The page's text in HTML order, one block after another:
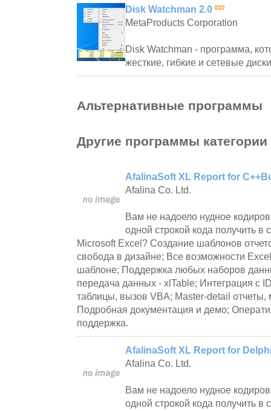
Disk Watchman 2.0
MetaProducts Corporation
Disk Watchman - программа,
жесткие, гибкие и сетевые
Альтернативные программы
Другие программы категории
AfalinaSoft XL Report for
Afalina Co. Ltd.
Вам не надоело нудное
одной строкой кода получить
Microsoft Excel? Создание шаблонов
свобода в дизайне; Все возможности
шаблоне; Поддержка любых наборов
передача данных - xlTable; Интеграция с
таблицы, вызов VBA; Master-detail отчеты,
Подробная документация и демо;
поддержка.
AfalinaSoft XL Report for
Afalina Co. Ltd.
Вам не надоело нудное
одной строкой кода получить